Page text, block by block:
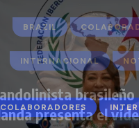
COLABORADORES